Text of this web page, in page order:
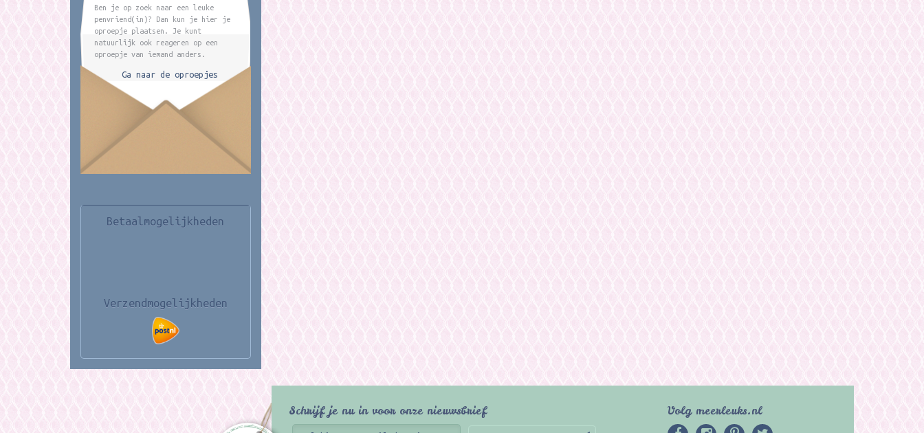
Ben je op zoek naar een leuke
penvriend(in)? Dan kun je hier je
oproepje plaatsen. Je kunt
natuurlijk ook reageren op een
oproepje van iemand anders.
Ga naar de oproepjes
Betaalmogelijkheden
Verzendmogelijkheden
Schrijf je nu in voor onze nieuwsbrief Volg meerleuks.nl